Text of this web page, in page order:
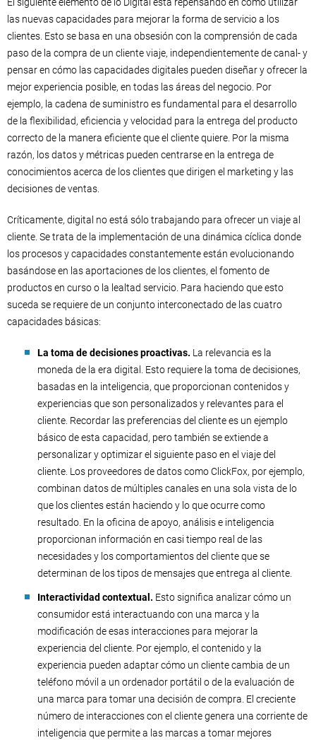
las nuevas capacidades para mejorar la forma de servicio a los
clientes. Esto se basa en una obsesión con la comprensión de cada
paso de la compra de un cliente viaje, independientemente de canal- y
pensar en cómo las capacidades digitales pueden diseñar y ofrecer la
mejor experiencia posible, en todas las áreas del negocio. Por
ejemplo, la cadena de suministro es fundamental para el desarrollo
de la flexibilidad, eficiencia y velocidad para la entrega del producto
correcto de la manera eficiente que el cliente quiere. Por la misma
razón, los datos y métricas pueden centrarse en la entrega de
conocimientos acerca de los clientes que dirigen el marketing y las
decisiones de ventas.
Críticamente, digital no está sólo trabajando para ofrecer un viaje al
cliente. Se trata de la implementación de una dinámica cíclica donde
los procesos y capacidades constantemente están evolucionando
basándose en las aportaciones de los clientes, el fomento de
productos en curso o la lealtad servicio. Para haciendo que esto
suceda se requiere de un conjunto interconectado de las cuatro
capacidades básicas:
La toma de decisiones proactivas. La relevancia es la
moneda de la era digital. Esto requiere la toma de decisiones,
basadas en la inteligencia, que proporcionan contenidos y
experiencias que son personalizados y relevantes para el
cliente. Recordar las preferencias del cliente es un ejemplo
básico de esta capacidad, pero también se extiende a
personalizar y optimizar el siguiente paso en el viaje del
cliente. Los proveedores de datos como ClickFox, por ejemplo,
combinan datos de múltiples canales en una sola vista de lo
que los clientes están haciendo y lo que ocurre como
resultado. En la oficina de apoyo, análisis e inteligencia
proporcionan información en casi tiempo real de las
necesidades y los comportamientos del cliente que se
determinan de los tipos de mensajes que entrega al cliente.
Interactividad contextual. Esto significa analizar cómo un
consumidor está interactuando con una marca y la
modificación de esas interacciones para mejorar la
experiencia del cliente. Por ejemplo, el contenido y la
experiencia pueden adaptar cómo un cliente cambia de un
teléfono móvil a un ordenador portátil o de la evaluación de
una marca para tomar una decisión de compra. El creciente
número de interacciones con el cliente genera una corriente de
inteligencia que permite a las marcas a tomar mejores